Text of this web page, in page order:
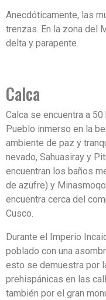
Anecdóticamente, las
trenzas. En la zona del
delta y parapente.
Calca
Calca se encuentra a
Pueblo inmerso en la
ambiente de paz y
nevado, Sahuasiray y
encuentran los baños
de azufre) y
encuentra cerca del
Cusco.
Durante el Imperio
poblado con una
esto se demuestra por
prehispánicas en las
también por el gran